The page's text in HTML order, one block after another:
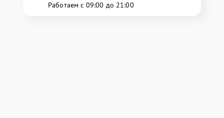
Работаем с 09:00 до 21:00